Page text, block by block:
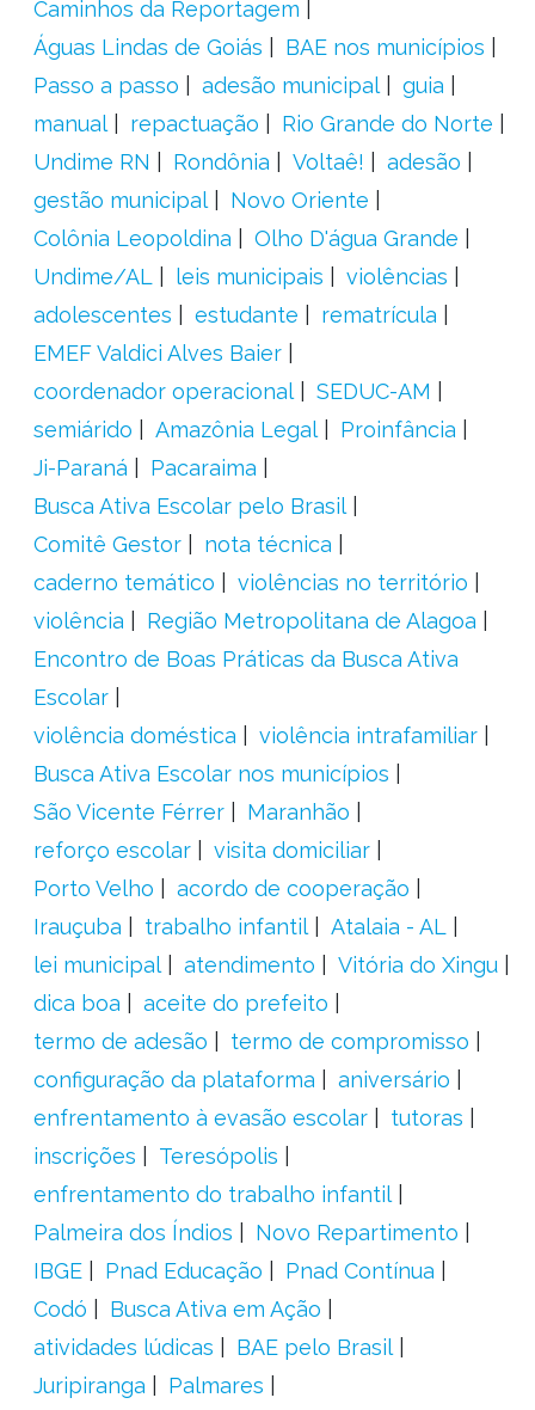
Caminhos da Reportagem
Águas Lindas de Goiás
BAE nos municípios
Passo a passo
adesão municipal
guia
manual
repactuação
Rio Grande do Norte
Undime RN
Rondônia Voltaê!
adesão
gestão municipal
Novo Oriente
Colônia Leopoldina
Olho D'água Grande
Undime/AL
leis municipais
violências
adolescentes
estudante
rematrícula
EMEF Valdici Alves Baier
coordenador operacional
SEDUC-AM
semiárido
Amazônia Legal
Proinfância
Ji-Paraná
Pacaraima
Busca Ativa Escolar pelo Brasil
Comitê Gestor
nota técnica
caderno temático
violências no território
violência
Região Metropolitana de Alagoa
Encontro de Boas Práticas da Busca Ativa
Escolar
violência doméstica
violência intrafamiliar
Busca Ativa Escolar nos municípios
São Vicente Férrer
Maranhão
reforço escolar
visita domiciliar
Porto Velho
acordo de cooperação
Irauçuba
trabalho infantil
Atalaia - AL
lei municipal
atendimento
Vitória do Xingu
dica boa
aceite do prefeito
termo de adesão
termo de compromisso
configuração da plataforma
aniversário
enfrentamento à evasão escolar
tutoras
inscrições
Teresópolis
enfrentamento do trabalho infantil
Palmeira dos Índios
Novo Repartimento
IBGE
Pnad Educação
Pnad Contínua
Codó
Busca Ativa em Ação
atividades lúdicas
BAE pelo Brasil
Juripiranga
Palmares